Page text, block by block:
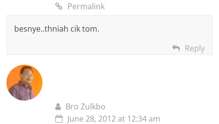
Permalink
besnye..thniah cik tom.
Reply
Bro Zulkbo
June 28, 2012 at 12:34 am